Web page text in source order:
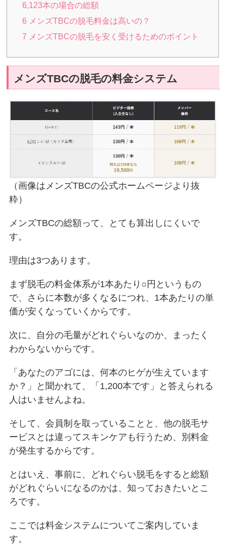
6,123本の場合の総額
6 メンズTBCの脱毛料金は高いの？
7 メンズTBCの脱毛を安く受けるためのポイント
メンズTBCの脱毛の料金システム
（画像はメンズTBCの公式ホームページより抜
粋）
メンズTBCの総額って、とても算出しにくいで
す。
理由は3つあります。
まず脱毛の料金体系が1本あたり○円というもの
で、さらに本数が多くなるにつれ、1本あたりの単
価が安くなっていくからです。
次に、自分の毛量がどれぐらいなのか、まったく
わからないからです。
「あなたのアゴには、何本のヒゲが生えています
か？」と聞かれて、「1,200本です」と答えられる
人はいませんよね。
そして、会員制を取っていることと、他の脱毛サ
ービスとは違ってスキンケアも行うため、別料金
が発生するからです。
とはいえ、事前に、どれぐらい脱毛をすると総額
がどれぐらいになるのかは、知っておきたいとこ
ろです。
ここでは料金システムについてご案内していま
す。